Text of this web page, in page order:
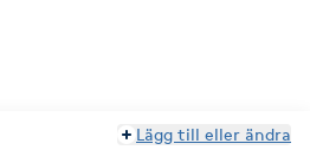
Lägg till eller ändra